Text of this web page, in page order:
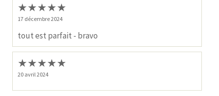
★★★★★
17 décembre 2024
tout est parfait - bravo
★★★★★
20 avril 2024